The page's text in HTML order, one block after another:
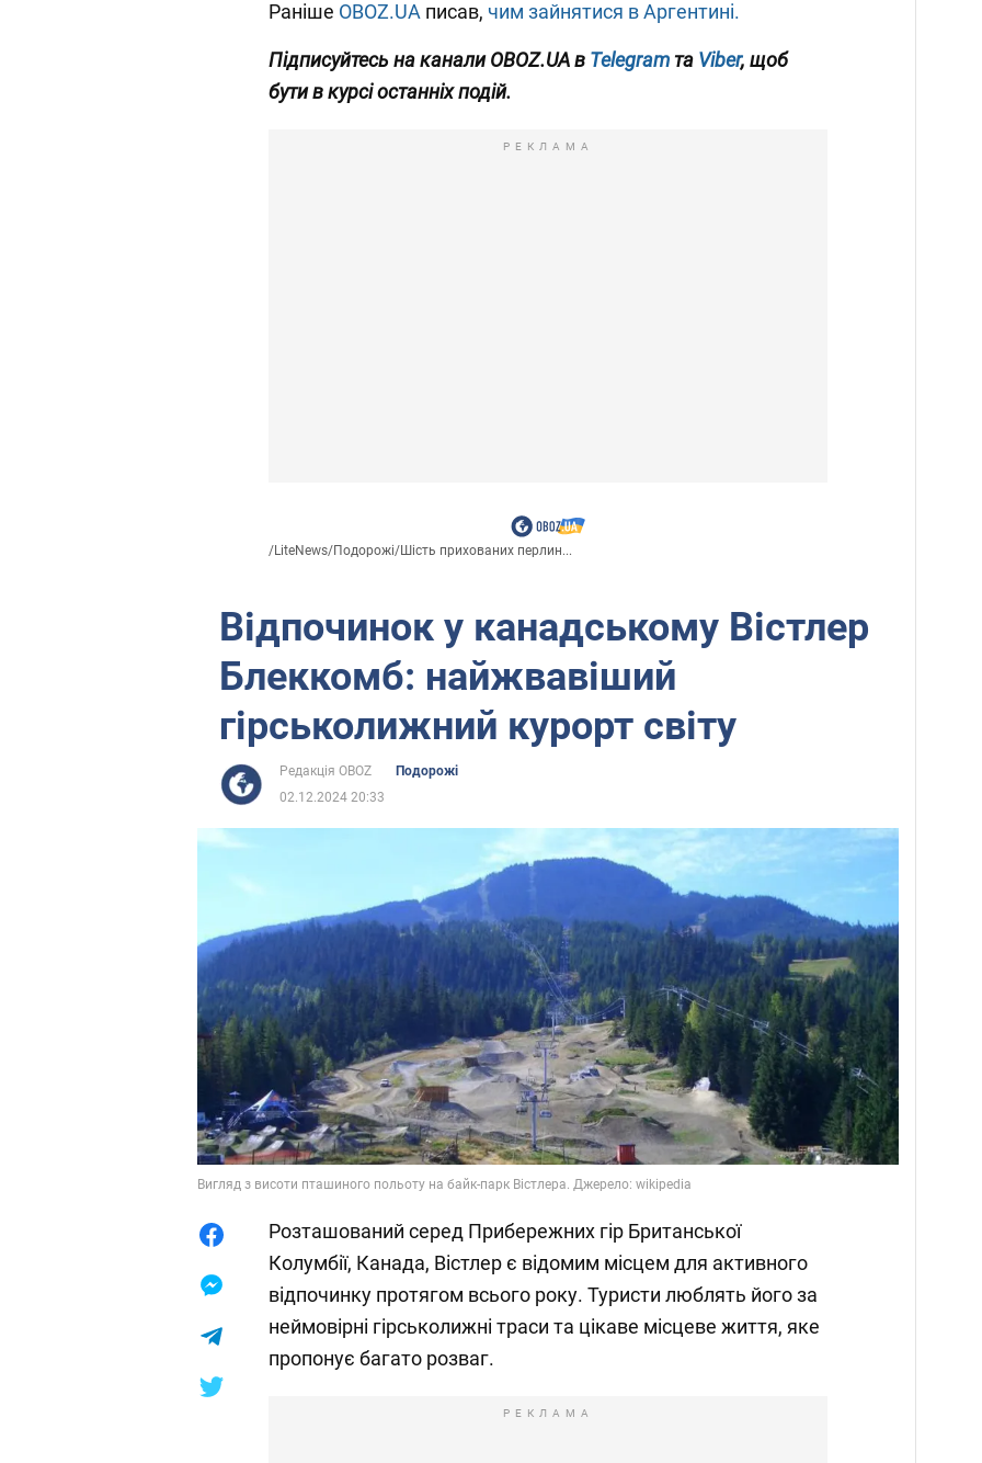
Раніше OBOZ.UA писав, чим зайнятися в Аргентині.
Підписуйтесь на канали OBOZ.UA в Telegram та Viber, щоб
бути в курсі останніх подій.
РЕКЛАМА
/LiteNews/Подорожі/Шість прихованих перлин...
Відпочинок у канадському Вістлер
Блеккомб: найжвавіший
гірськолижний курорт світу
Редакція OBOZ
Подорожі
02.12.2024 20:33
Вигляд з висоти пташиного польоту на байк-парк Вістлера. Джерело: wikipedia
Розташований серед Прибережних гір Британської
Колумбії, Канада, Вістлер є відомим місцем для активного
відпочинку протягом всього року. Туристи люблять його за
неймовірні гірськолижні траси та цікаве місцеве життя, яке
пропонує багато розваг.
РЕКЛАМА